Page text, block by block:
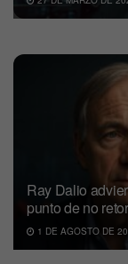
Ray Dalio
punto de no
1 DE AGOSTO DE